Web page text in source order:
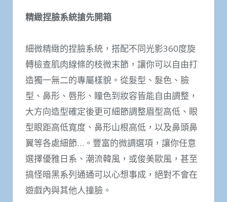
精緻捏臉系統搶先開箱
細微精緻的捏臉系統，搭配不同光影360度旋
轉檢查肌肉線條的枝微末節，讓你可以自由打
造獨一無二的專屬樣貌。從髮型、髮色、臉
型、鼻形、唇形、瞳色到妝容皆能自由調整，
大方向造型確定後更可細節調整眉型高低、眼
型眼距高低寬度、鼻形山根高低，以及鼻頭鼻
翼等各處細節…。豐富的微調選項，讓你任意
選擇優雅日系、潮流韓風，或俊美歐風，甚至
搞怪暗黑系列通通可以心想事成，絕對不會在
遊戲內與其他人撞臉。